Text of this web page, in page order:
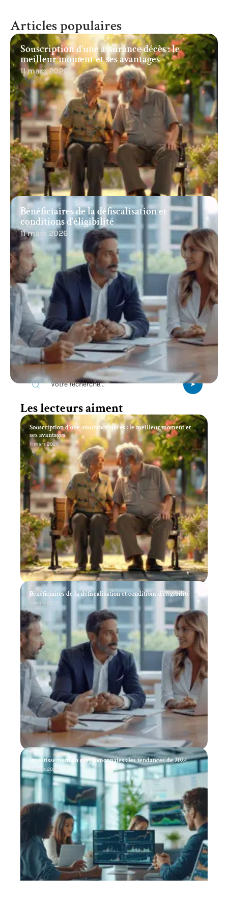
Articles populaires
Souscription d’une assurance décès : le
meilleur moment et ses avantages
11 mars 2026
Bénéficiaires de la défiscalisation et
conditions d’éligibilité
11 mars 2026
Recherche
Les lecteurs aiment
Souscription d’une assurance décès : le meilleur moment et
ses avantages
11 mars 2026
Bénéficiaires de la défiscalisation et conditions d’éligibilité
11 mars 2026
Investissement en cryptomonnaies : les tendances de 2024
11 mars 2026